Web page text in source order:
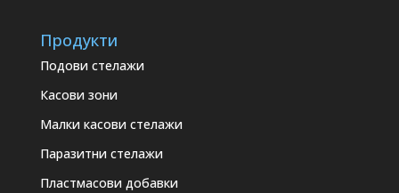
Продукти
Подови стелажи
Касови зони
Малки касови стелажи
Паразитни стелажи
Пластмасови добавки